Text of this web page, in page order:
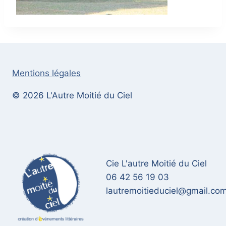
Mentions légales
© 2026 L'Autre Moitié du Ciel
Cie L'autre Moitié du Ciel
06 42 56 19 03